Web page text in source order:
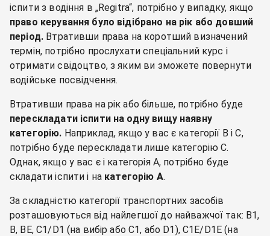
іспити з водіння в „Regitra“, потрібно у випадку, якщо
право керування було відібрано на рік або довший
період. Втративши права на коротший визначений
термін, потрібно прослухати спеціальний курс і
отримати свідоцтво, з яким ви зможете повернути
водійське посвідчення.
Втративши права на рік або більше, потрібно буде
перескладати іспити на одну вищу наявну
категорію. Наприклад, якщо у вас є категорії B і C,
потрібно буде перескладати лише категорію C.
Однак, якщо у вас є і категорія A, потрібно буде
складати іспити і на категорію A.
За складністю категорії транспортних засобів
розташовуються від найлегшої до найважчої так: B1,
B, BE, C1/D1 (на вибір або C1, або D1), C1E/D1E (на